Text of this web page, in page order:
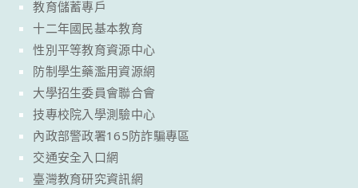
教育儲蓄專戶
十二年國民基本教育
性別平等教育資源中心
防制學生藥濫用資源網
大學招生委員會聯合會
技專校院入學測驗中心
內政部警政署165防詐騙專區
交通安全入口網
臺灣教育研究資訊網